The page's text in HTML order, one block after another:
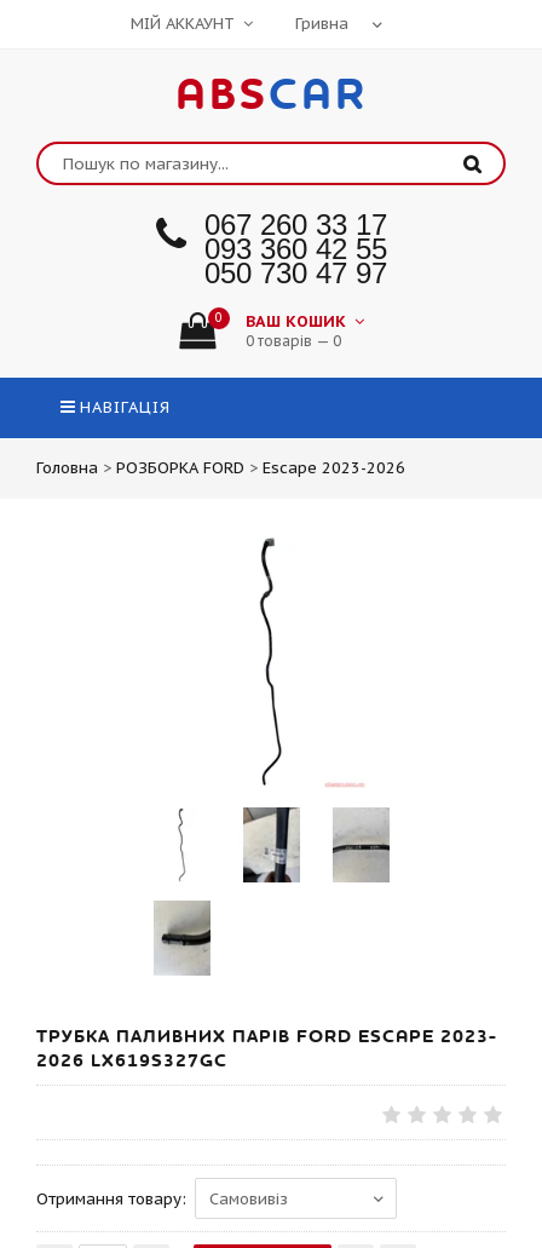
МІЙ АККАУНТ
ABSCAR
067 260 33 17
093 360 42 55
050 730 47 97
0 ВАШ КОШИК
0 товарів — 0
НАВІГАЦІЯ
Головна > РОЗБОРКА FORD > Escape 2023-2026
ТРУБКА ПАЛИВНИХ ПАРІВ FORD ESCAPE 2023-
2026 LX619S327GC
Отримання товару: